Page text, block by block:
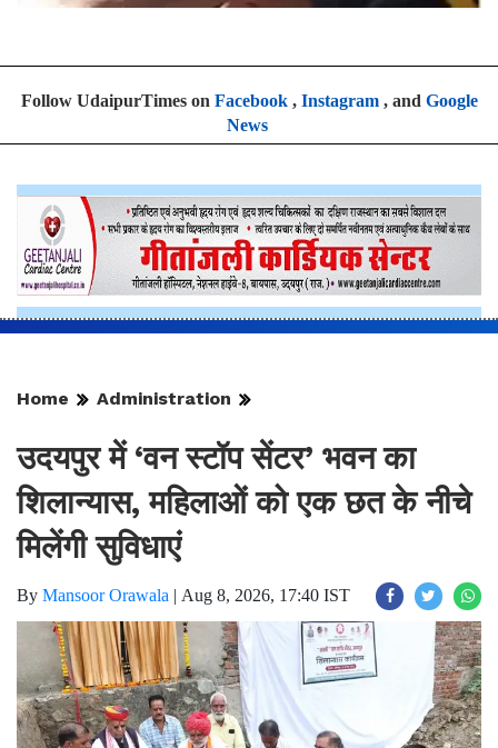
Follow UdaipurTimes on Facebook, Instagram, and Google
News
Home Administration
उदयपुर में ‘वन स्टॉप सेंटर’ भवन का
शिलान्यास, महिलाओं को एक छत के नीचे
मिलेंगी सुविधाएं
By Mansoor Orawala | Aug 8, 2026, 17:40 IST